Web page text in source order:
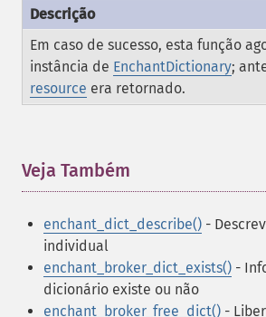
Em caso de sucesso, esta função
instância de EnchantDictionary;
resource era retornado.
Veja Também
enchant_dict_describe() -
individual
enchant_broker_dict_exists() -
dicionário existe ou não
enchant_broker_free_dict() -